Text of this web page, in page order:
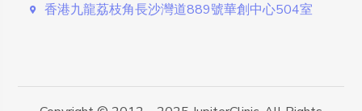
香港九龍荔枝角長沙灣道889號華創中心504室